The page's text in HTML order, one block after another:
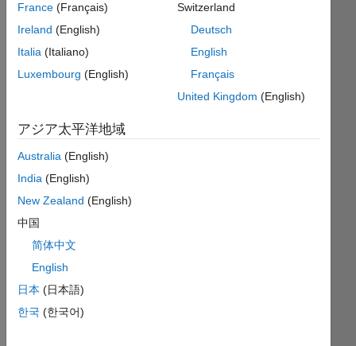
binary
test.
number of
binary
not
something"),
this
function
tests the
hypothesis
that the
samples
are
France (Français)
Ireland (English)
Italia (Italiano)
Luxembourg (English)
Switzerland
Deutsch
English
Français
United Kingdom (English)
アジア太平洋地域
Australia (English)
India (English)
New Zealand (English)
中国
简体中文
English
日本 (日本語)
한국 (한국어)